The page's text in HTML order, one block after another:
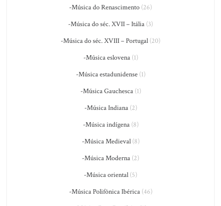
-Música do Renascimento (26)
-Música do séc. XVII – Itália (3)
-Música do séc. XVIII – Portugal (20)
-Música eslovena(1)
-Música estadunidense(1)
-Música Gauchesca(1)
-Música Indiana(2)
-Música indígena(8)
-Música Medieval(8)
-Música Moderna (2)
-Música oriental (5)
-Música Polifônica Ibérica(46)